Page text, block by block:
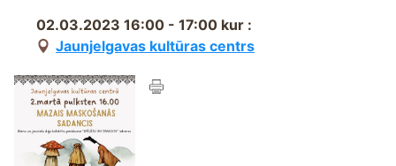
02.03.2023 16:00 - 17:00 kur :
Jaunjelgavas kultūras centrs